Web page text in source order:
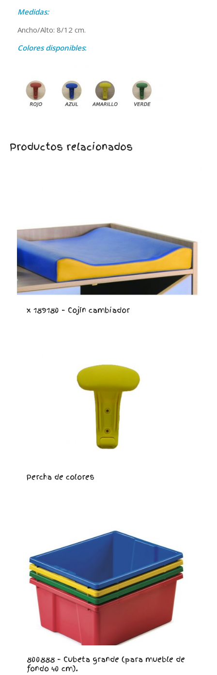
Medidas:
Ancho/Alto: 8/12 cm.
Colores disponibles:
Productos relacionados
x 189180 – Cojín cambiador
Percha de colores
800888 – Cubeta grande (para mueble de
fondo 40 cm).